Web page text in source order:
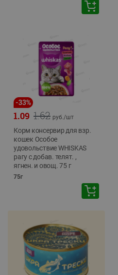
-33%
1.62
1.09 руб./шт
Корм консервир для взр.
кошек Особое
удовольствие WHISKAS
рагу с добав. телят. ,
ягнен. и овощ. 75 г
75г